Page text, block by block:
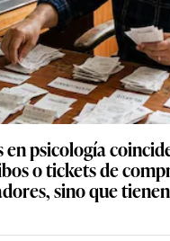
en psicología
o tickets de
sino que